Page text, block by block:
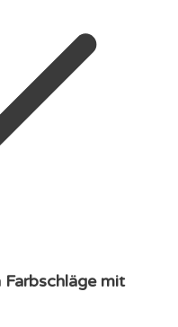
mit